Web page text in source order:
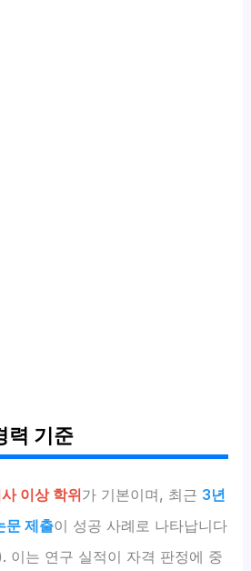
력 기준
이상 학위가 기본이며, 최근 3년
문 제출이 성공 사례로 나타납니다
이는 연구 실적이 자격 판정에 중